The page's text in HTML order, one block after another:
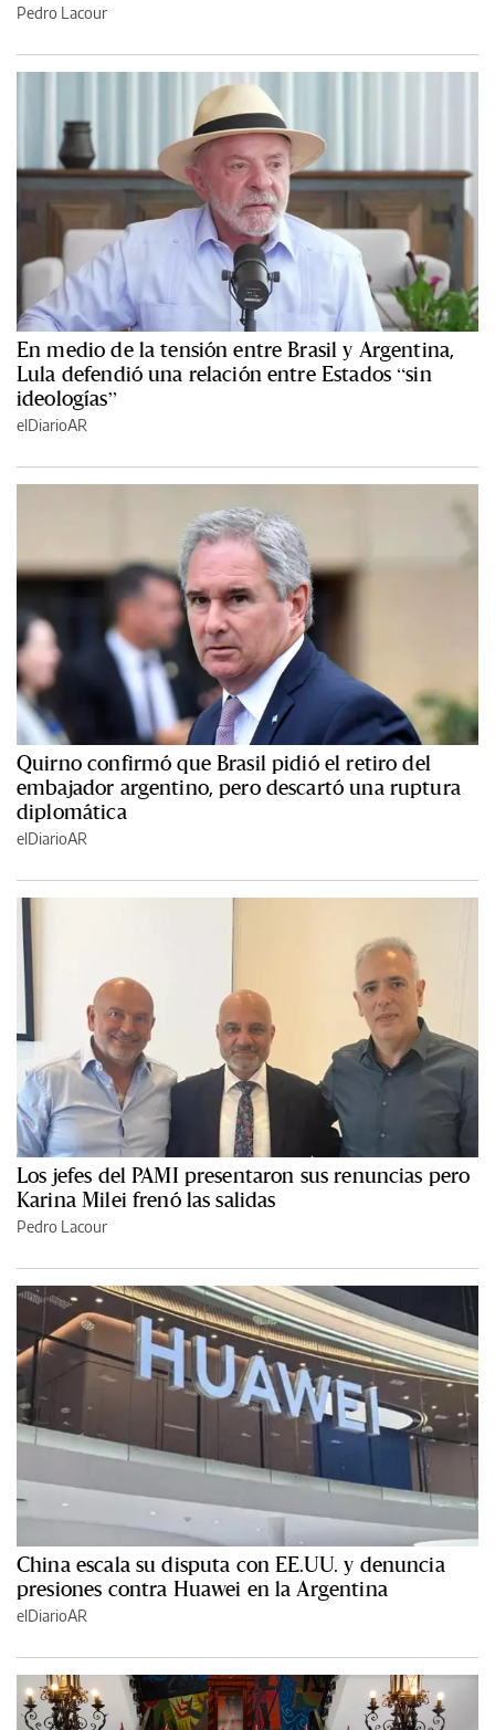
Pedro Lacour
En medio de la tensión entre Brasil y Argentina,
Lula defendió una relación entre Estados “sin
ideologías”
elDiarioAR
Quirno confirmó que Brasil pidió el retiro del
embajador argentino, pero descartó una ruptura
diplomática
elDiarioAR
Los jefes del PAMI presentaron sus renuncias pero
Karina Milei frenó las salidas
Pedro Lacour
China escala su disputa con EE.UU. y denuncia
presiones contra Huawei en la Argentina
elDiarioAR